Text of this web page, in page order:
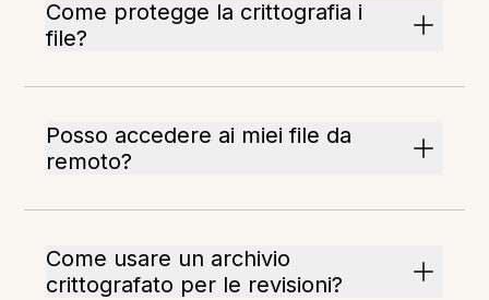
Come protegge la crittografia i
file?
Posso accedere ai miei file da
remoto?
Come usare un archivio
crittografato per le revisioni?